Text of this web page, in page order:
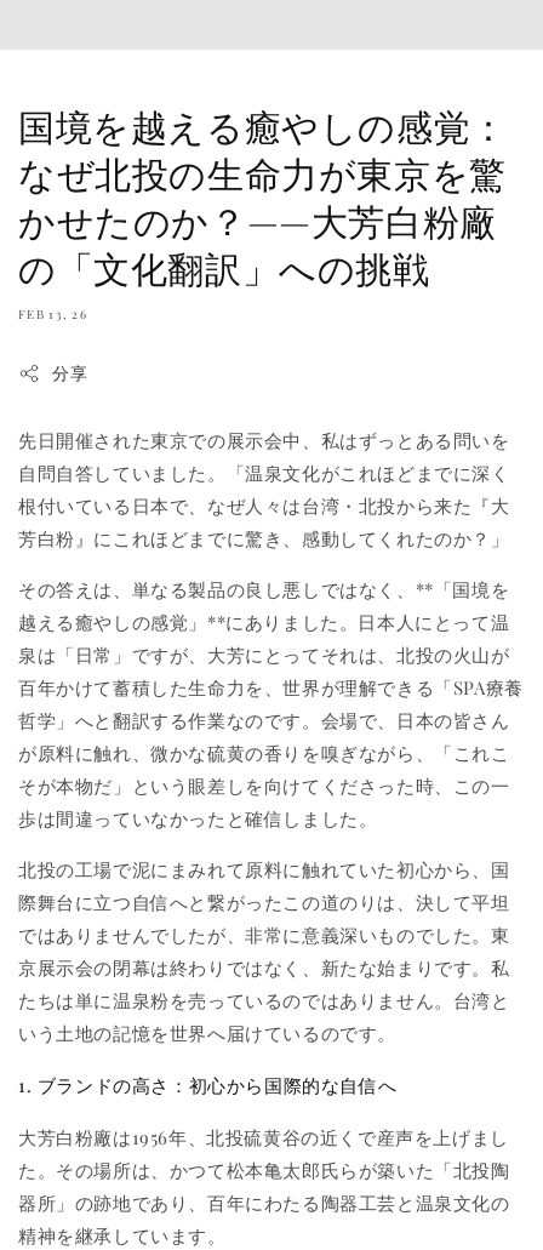
国境を越える癒やしの感覚：
なぜ北投の生命力が東京を驚
かせたのか？——大芳白粉廠
の「文化翻訳」への挑戦
FEB 13, 26
分享
先日開催された東京での展示会中、私はずっとある問いを
自問自答していました。「温泉文化がこれほどまでに深く
根付いている日本で、なぜ人々は台湾・北投から来た『大
芳白粉』にこれほどまでに驚き、感動してくれたのか？」
その答えは、単なる製品の良し悪しではなく、**「国境を
越える癒やしの感覚」**にありました。日本人にとって温
泉は「日常」ですが、大芳にとってそれは、北投の火山が
百年かけて蓄積した生命力を、世界が理解できる「SPA療養
哲学」へと翻訳する作業なのです。会場で、日本の皆さん
が原料に触れ、微かな硫黄の香りを嗅ぎながら、「これこ
そが本物だ」という眼差しを向けてくださった時、この一
歩は間違っていなかったと確信しました。
北投の工場で泥にまみれて原料に触れていた初心から、国
際舞台に立つ自信へと繋がったこの道のりは、決して平坦
ではありませんでしたが、非常に意義深いものでした。東
京展示会の閉幕は終わりではなく、新たな始まりです。私
たちは単に温泉粉を売っているのではありません。台湾と
いう土地の記憶を世界へ届けているのです。
1. ブランドの高さ：初心から国際的な自信へ
大芳白粉廠は1956年、北投硫黄谷の近くで産声を上げまし
た。その場所は、かつて松本亀太郎氏らが築いた「北投陶
器所」の跡地であり、百年にわたる陶器工芸と温泉文化の
精神を継承しています。